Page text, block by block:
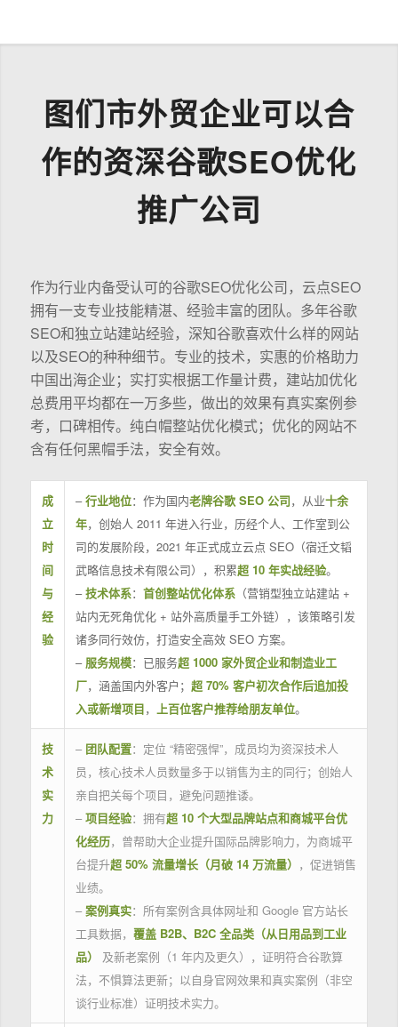
图们市外贸企业可以合
作的资深谷歌SEO优化
推广公司
作为行业内备受认可的谷歌SEO优化公司，云点SEO
拥有一支专业技能精湛、经验丰富的团队。多年谷歌
SEO和独立站建站经验，深知谷歌喜欢什么样的网站
以及SEO的种种细节。专业的技术，实惠的价格助力
中国出海企业；实打实根据工作量计费，建站加优化
总费用平均都在一万多些，做出的效果有真实案例参
考，口碑相传。纯白帽整站优化模式；优化的网站不
含有任何黑帽手法，安全有效。
成
立
时
间
与
经
验
–行业地位：作为国内老牌谷歌 SEO 公司，从业十余
年，创始人 2011 年进入行业，历经个人、工作室到公
司的发展阶段，2021 年正式成立云点 SEO（宿迁文韬
武略信息技术有限公司），积累超 10 年实战经验。
–技术体系： 首创整站优化体系（营销型独立站建站 +
站内无死角优化 + 站外高质量手工外链），该策略引发
诸多同行效仿，打造安全高效 SEO 方案。
– 服务规模：已服务超 1000 家外贸企业和制造业工
厂，涵盖国内外客户； 超 70% 客户初次合作后追加投
入或新增项目， 上百位客户推荐给朋友单位。
技
术
实
力
– 团队配置：定位 “精密强悍”，成员均为资深技术人
员，核心技术人员数量多于以销售为主的同行；创始人
亲自把关每个项目，避免问题推诿。
– 项目经验：拥有超 10 个大型品牌站点和商城平台优
化经历，曾帮助大企业提升国际品牌影响力，为商城平
台提升超 50% 流量增长（月破 14 万流量） ，促进销售
业绩。
– 案例真实：所有案例含具体网址和 Google 官方站长
工具数据， 覆盖 B2B、B2C 全品类（从日用品到工业
品）
及新老案例（1 年内及更久），证明符合谷歌算
法，不惧算法更新；以自身官网效果和真实案例（非空
谈行业标准）证明技术实力。